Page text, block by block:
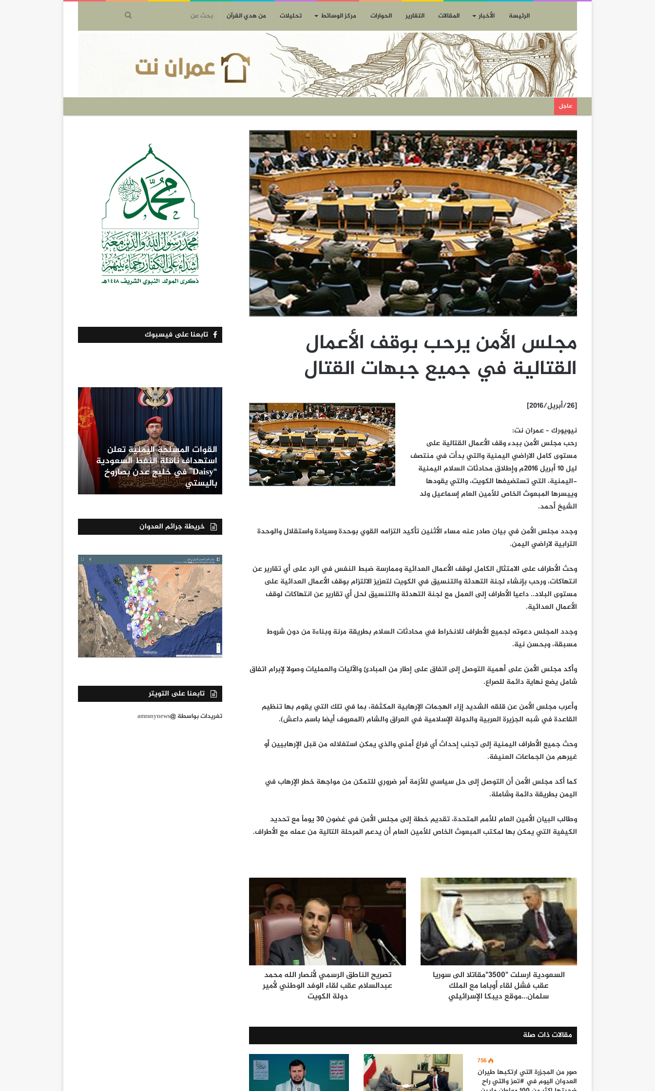
الرئيسة الأخبار المقالات التقارير الحوارات مركز الوسائط تحليلات من هدي القرآن
عاجل
مجلس الأمن يرحب بوقف الأعمال
القتالية في جميع جبهات القتال
[26/أبريل/2016]
نيويورك – عمران نت:
رحب مجلس الأمن ببدء وقف الأعمال القتالية على
مستوى كامل الاراضي اليمنية والتي بدأت في منتصف
ليل 10 أبريل 2016م وإطلاق محادثات السلام اليمنية
-اليمنية، التي تستضيفها الكويت، والتي يقودها
وييسرها المبعوث الخاص للأمين العام إسماعيل ولد
الشيخ أحمد.
وجدد مجلس الأمن في بيان صادر عنه مساء الأثنين تأكيد التزامه القوي بوحدة وسيادة واستقلال والوحدة
الترابية لاراضي اليمن.
وحث الأطراف على الامتثال الكامل لوقف الأعمال العدائية وممارسة ضبط النفس في الرد على أي تقارير عن
انتهاكات، ورحب بإنشاء لجنة التهدئة والتنسيق في الكويت لتعزيز الالتزام بوقف الأعمال العدائية على
مستوى البلاد.. داعيا الأطراف إلى العمل مع لجنة التهدئة والتنسيق لحل أي تقارير عن انتهاكات لوقف
الأعمال العدائية.
وجدد المجلس دعوته لجميع الأطراف للانخراط في محادثات السلام بطريقة مرنة وبناءة من دون شروط
مسبقة، وبحسن نية.
وأكد مجلس الأمن على أهمية التوصل إلى اتفاق على إطار من المبادئ والآليات والعمليات وصولا لإبرام اتفاق
شامل يضع نهاية دائمة للصراع.
وأعرب مجلس الأمن عن قلقه الشديد إزاء الهجمات الإرهابية المكثفة، بما في تلك التي يقوم بها تنظيم
القاعدة في شبه الجزيرة العربية والدولة الإسلامية في العراق والشام (المعروف أيضا باسم داعش).
وحث جميع الأطراف اليمنية إلى تجنب إحداث أي فراغ أمني والذي يمكن استغلاله من قبل الإرهابيين أو
غيرهم من الجماعات العنيفة.
كما أكد مجلس الأمن أن التوصل إلى حل سياسي للأزمة أمر ضروري للتمكن من مواجهة خطر الإرهاب في
اليمن بطريقة دائمة وشاملة.
وطالب البيان الأمين العام للأمم المتحدة، تقديم خطة إلى مجلس الأمن في غضون 30 يوماً مع تحديد
الكيفية التي يمكن بها لمكتب المبعوث الخاص للأمين العام أن يدعم المرحلة التالية من عمله مع الأطراف.
السعودية ارسلت "3500"مقاتلا الى سوريا
عقب فشل لقاء أوباما مع الملك
سلمان...موقع ديبكا الإسرائيلي
تصريح الناطق الرسمي لأنصار الله محمد
عبدالسلام عقب لقاء الوفد الوطني لأمير
دولة الكويت
مقالات ذات صلة
756
صور من المجزرة التي ارتكبها طيران
العدوان اليوم في #تعز والتي راح
تابعنا على فيسبوك
القوات المسلحة اليمنية تعلن
استهداف ناقلة النفط السعودية
“Daisy” في خليج عدن بصاروخ
باليستي
خريطة جرائم العدوان
تابعنا على التويتر
تغريدات بواسطة @amranynews